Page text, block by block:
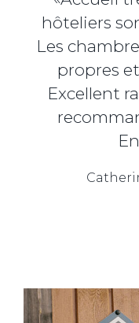
hôteliers
Les
propres
Excellent